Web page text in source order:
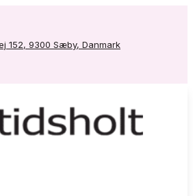
152, 9300 Sæby, Danmark